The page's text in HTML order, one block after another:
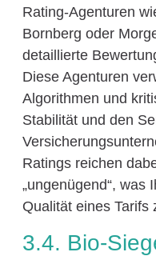
Rating-Agenturen
Bornberg oder
detaillierte
Diese Agenturen
Algorithmen und
Stabilität und den
Ratings reichen
„ungenügend“, was
Qualität eines Tarifs
3.4. Bio-